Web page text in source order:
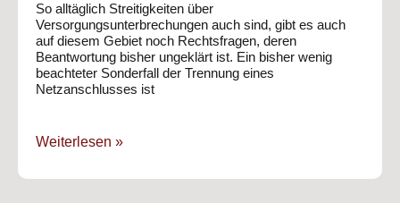
So alltäglich Streitigkeiten über
Versorgungsunterbrechungen auch sind, gibt es auch
auf diesem Gebiet noch Rechtsfragen, deren
Beantwortung bisher ungeklärt ist. Ein bisher wenig
beachteter Sonderfall der Trennung eines
Netzanschlusses ist
Weiterlesen »